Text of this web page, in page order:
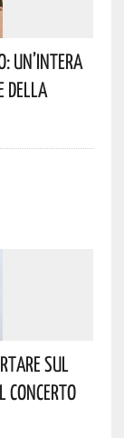
Un’intera
Della
Sul
Concerto